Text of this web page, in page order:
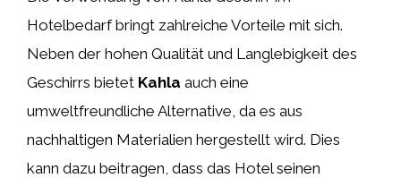
Hotelbedarf bringt zahlreiche Vorteile mit sich.
Neben der hohen Qualität und Langlebigkeit des
Geschirrs bietet Kahla auch eine
umweltfreundliche Alternative, da es aus
nachhaltigen Materialien hergestellt wird. Dies
kann dazu beitragen, dass das Hotel seinen